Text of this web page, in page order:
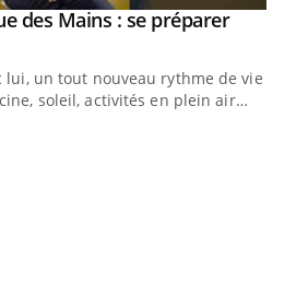
des Mains : se préparer
un tout nouveau rythme de vie !
soleil, activités en plein air…